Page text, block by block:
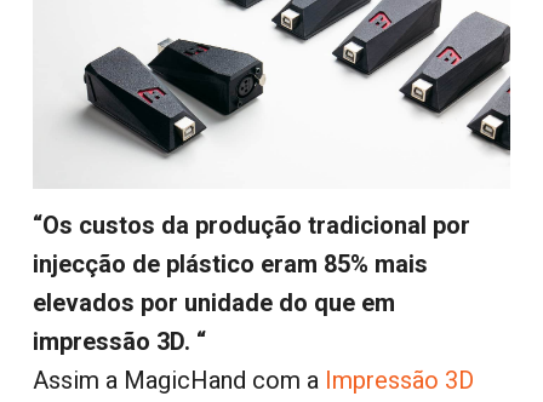
“Os custos da produção tradicional por
injecção de plástico eram 85% mais
elevados por unidade do que em
impressão 3D. “
Assim a MagicHand com a Impressão 3D